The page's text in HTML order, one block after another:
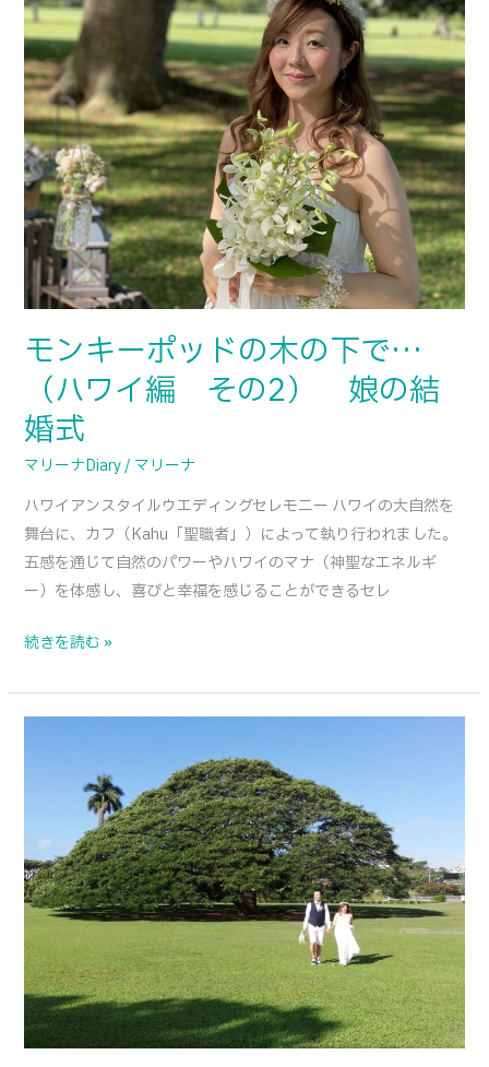
モンキーポッドの木の下で…
（ハワイ編 その2） 娘の結
婚式
マリーナDiary/ マリーナ
ハワイアンスタイルウエディングセレモニー ハワイの大自然を
舞台に、カフ（Kahu「聖職者」）によって執り行われました。
五感を通じて自然のパワーやハワイのマナ（神聖なエネルギ
ー）を体感し、喜びと幸福を感じることができるセレ
下
で…
（ハ
ワ
イ
編
そ
の
2）
娘
の
婚
続きを読む »
ッ
ド
の
木
の
下
で…